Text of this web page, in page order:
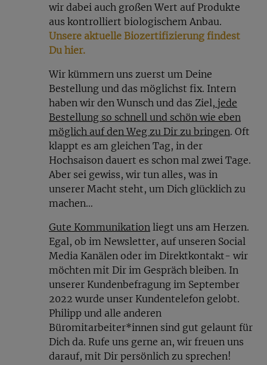
wir dabei auch großen Wert auf Produkte
aus kontrolliert biologischem Anbau.
Unsere aktuelle Biozertifizierung findest
Du hier.
Wir kümmern uns zuerst um Deine
Bestellung und das möglichst fix. Intern
haben wir den Wunsch und das Ziel, jede
Bestellung so schnell und schön wie eben
möglich auf den Weg zu Dir zu bringen. Oft
klappt es am gleichen Tag, in der
Hochsaison dauert es schon mal zwei Tage.
Aber sei gewiss, wir tun alles, was in
unserer Macht steht, um Dich glücklich zu
machen…
Gute Kommunikation liegt uns am Herzen.
Egal, ob im Newsletter, auf unseren Social
Media Kanälen oder im Direktkontakt- wir
möchten mit Dir im Gespräch bleiben. In
unserer Kundenbefragung im September
2022 wurde unser Kundentelefon gelobt.
Philipp und alle anderen
Büromitarbeiter*innen sind gut gelaunt für
Dich da. Rufe uns gerne an, wir freuen uns
darauf, mit Dir persönlich zu sprechen!